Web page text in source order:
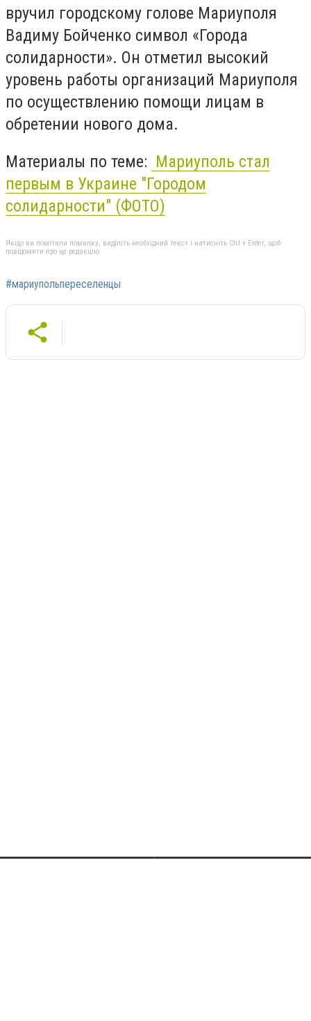
вручил городскому голове Мариуполя
Вадиму Бойченко символ «Города
солидарности». Он отметил высокий
уровень работы организаций Мариуполя
по осуществлению помощи лицам в
обретении нового дома.
Материалы по теме: Мариуполь стал
первым в Украине "Городом
солидарности" (ФОТО)
Якщо ви помітили помилку, виділіть необхідний текст і натисніть Ctrl + Enter, щоб
повідомити про це редакцію
#мариупольпереселенцы